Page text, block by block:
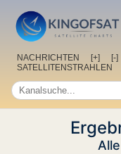
NACHRICHTEN [+] [-]
SATELLITENSTRAHLEN